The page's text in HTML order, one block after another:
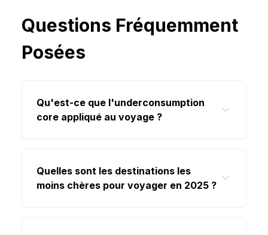
Questions Fréquemment
Posées
Qu'est-ce que l'underconsumption
core appliqué au voyage ?
Quelles sont les destinations les
moins chères pour voyager en 2025 ?